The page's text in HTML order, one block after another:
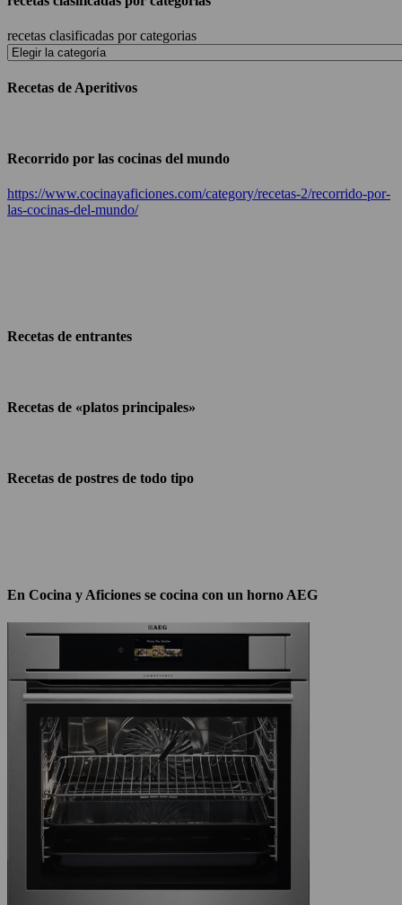
recetas clasificadas por categorias
Recetas de Aperitivos
Recorrido por las cocinas del mundo
https://www.cocinayaficiones.com/category/recetas-2/recorrido-por-
las-cocinas-del-mundo/
Recetas de entrantes
Recetas de «platos principales»
Recetas de postres de todo tipo
En Cocina y Aficiones se cocina con un horno AEG